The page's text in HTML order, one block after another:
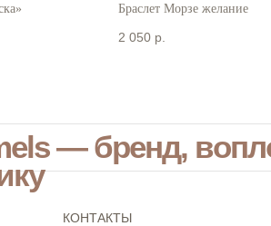
Браслет Морзе желание
2 050 р.
КОНТАКТЫ
— бренд,